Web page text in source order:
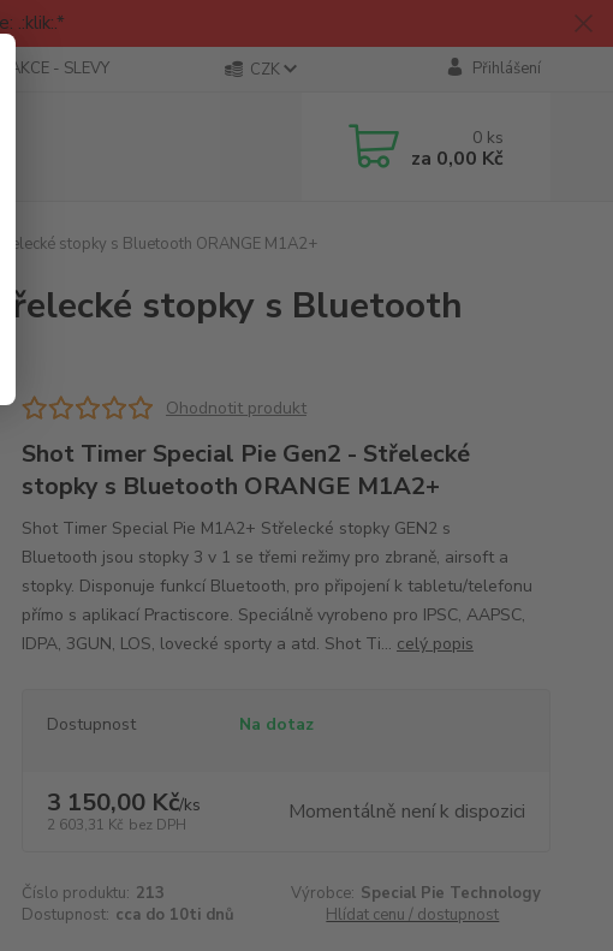
.:klik:.*
AKCE - SLEVY CZK Přihlášení
0 ks
za 0,00 Kč
stopky s Bluetooth ORANGE M1A2+
stopky s Bluetooth
Ohodnotit produkt
Shot Timer Special Pie Gen2 - Střelecké
stopky s Bluetooth ORANGE M1A2+
Shot Timer Special Pie M1A2+ Střelecké stopky GEN2 s
Bluetooth jsou stopky 3 v 1 se třemi režimy pro zbraně, airsoft a
stopky. Disponuje funkcí Bluetooth, pro připojení k tabletu/telefonu
přímo s aplikací Practiscore. Speciálně vyrobeno pro IPSC, AAPSC,
IDPA, 3GUN, LOS, lovecké sporty a atd. Shot Ti... celý popis
Dostupnost Na dotaz
3 150,00 Kč/ks
2 603,31 Kč bez DPH Momentálně není k dispozici
Číslo produktu: 213 Výrobce: Special Pie Technology
Dostupnost: cca do 10ti dnů Hlídat cenu / dostupnost